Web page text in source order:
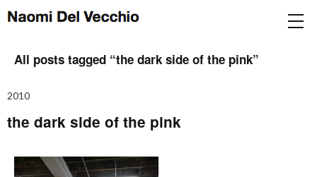
All posts tagged “the dark side of the pink”
2010
the dark side of the pink